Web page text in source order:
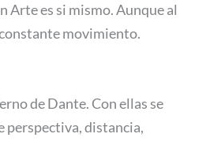
Arte es si mismo. Aunque al
movimiento.
de Dante. Con ellas se
perspectiva, distancia,